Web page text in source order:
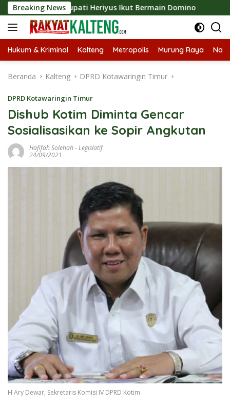
Langsung
ke
konten
Breaking News
2026, Bupati Heriyus Ikut Bermain Domino Tekan
Hukum & Kriminal Kalteng Metropolis Murung Raya
Beranda Kalteng DPRD Kotawaringin Timur
DPRD Kotawaringin Timur
Dishub Kotim Diminta Gencar
Sosialisasikan ke Sopir Angkutan
Hafifah Solehah -Legislatif
24/09/2021
H Ary Dewar, Sekretaris Komisi IV DPRD Kotim